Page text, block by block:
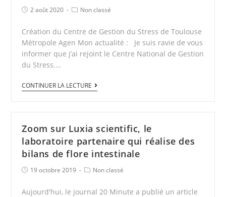
2 août 2020 Non classé
Création du Centre de Gestion du Stress de Toulouse
Métropole Agen Mon actualité : Je suis ravie de vous
informer que j’ai rejoint le Centre National de Gestion
du Stress.…
CONTINUER LA LECTURE
Zoom sur Luxia scientific, le
laboratoire partenaire qui réalise des
bilans de flore intestinale
19 octobre 2019 Non classé
Aujourd'hui, le journal 20 Minute a publié un article